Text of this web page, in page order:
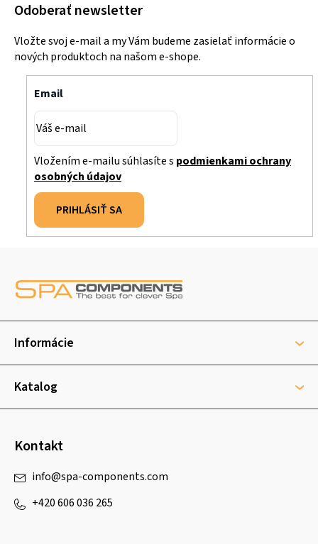
Odoberať newsletter
Vložte svoj e-mail a my Vám budeme zasielať informácie o
nových produktoch na našom e-shope.
Email
Vložením e-mailu súhlasíte s podmienkami ochrany
osobných údajov
PRIHLÁSIŤ SA
ä
i
Informácie
Katalog
Kontakt
info@spa-components.com
+420 606 036 265